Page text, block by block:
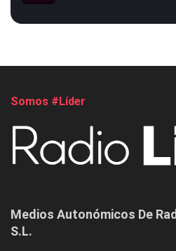
Somos #Líder
Medios Autonómicos De
S.L.